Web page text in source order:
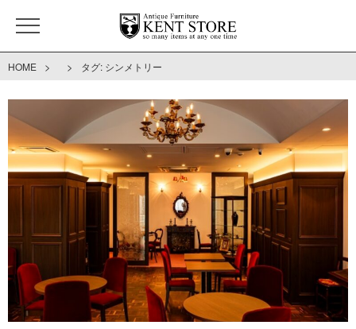
HOME > > タグ: シンメトリー